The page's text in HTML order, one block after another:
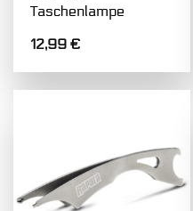
Taschenlampe
12,99€